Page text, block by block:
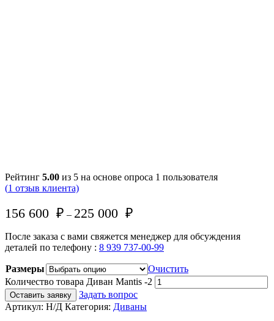
Рейтинг 5.00 из 5 на основе опроса 1 пользователя
(1 отзыв клиента)
156 600 ₽ – 225 000 ₽
После заказа с вами свяжется менеджер для обсуждения
деталей по телефону : 8 939 737-00-99
Размеры
Очистить
Количество товара Диван Mantis -2
Оставить заявку
Задать вопрос
Артикул: Н/Д Категория: Диваны